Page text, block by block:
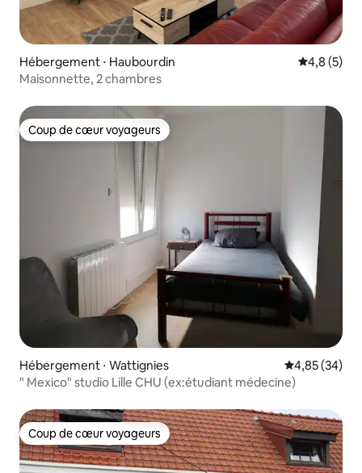
Hébergement ⋅ Haubourdin Évaluation
4,8 (5)
Maisonnette, 2 chambres
Coup de cœur voyageurs
Coup de cœur voyageurs
Hébergement ⋅ Wattignies Évaluation
4,85 (34)
" Mexico" studio Lille CHU (ex:étudiant médecine)
Coup de cœur voyageurs
Coup de cœur voyageurs